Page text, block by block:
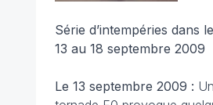
Série d’intempéries dans
13 au 18 septembre 2009
Le 13 septembre 2009 :